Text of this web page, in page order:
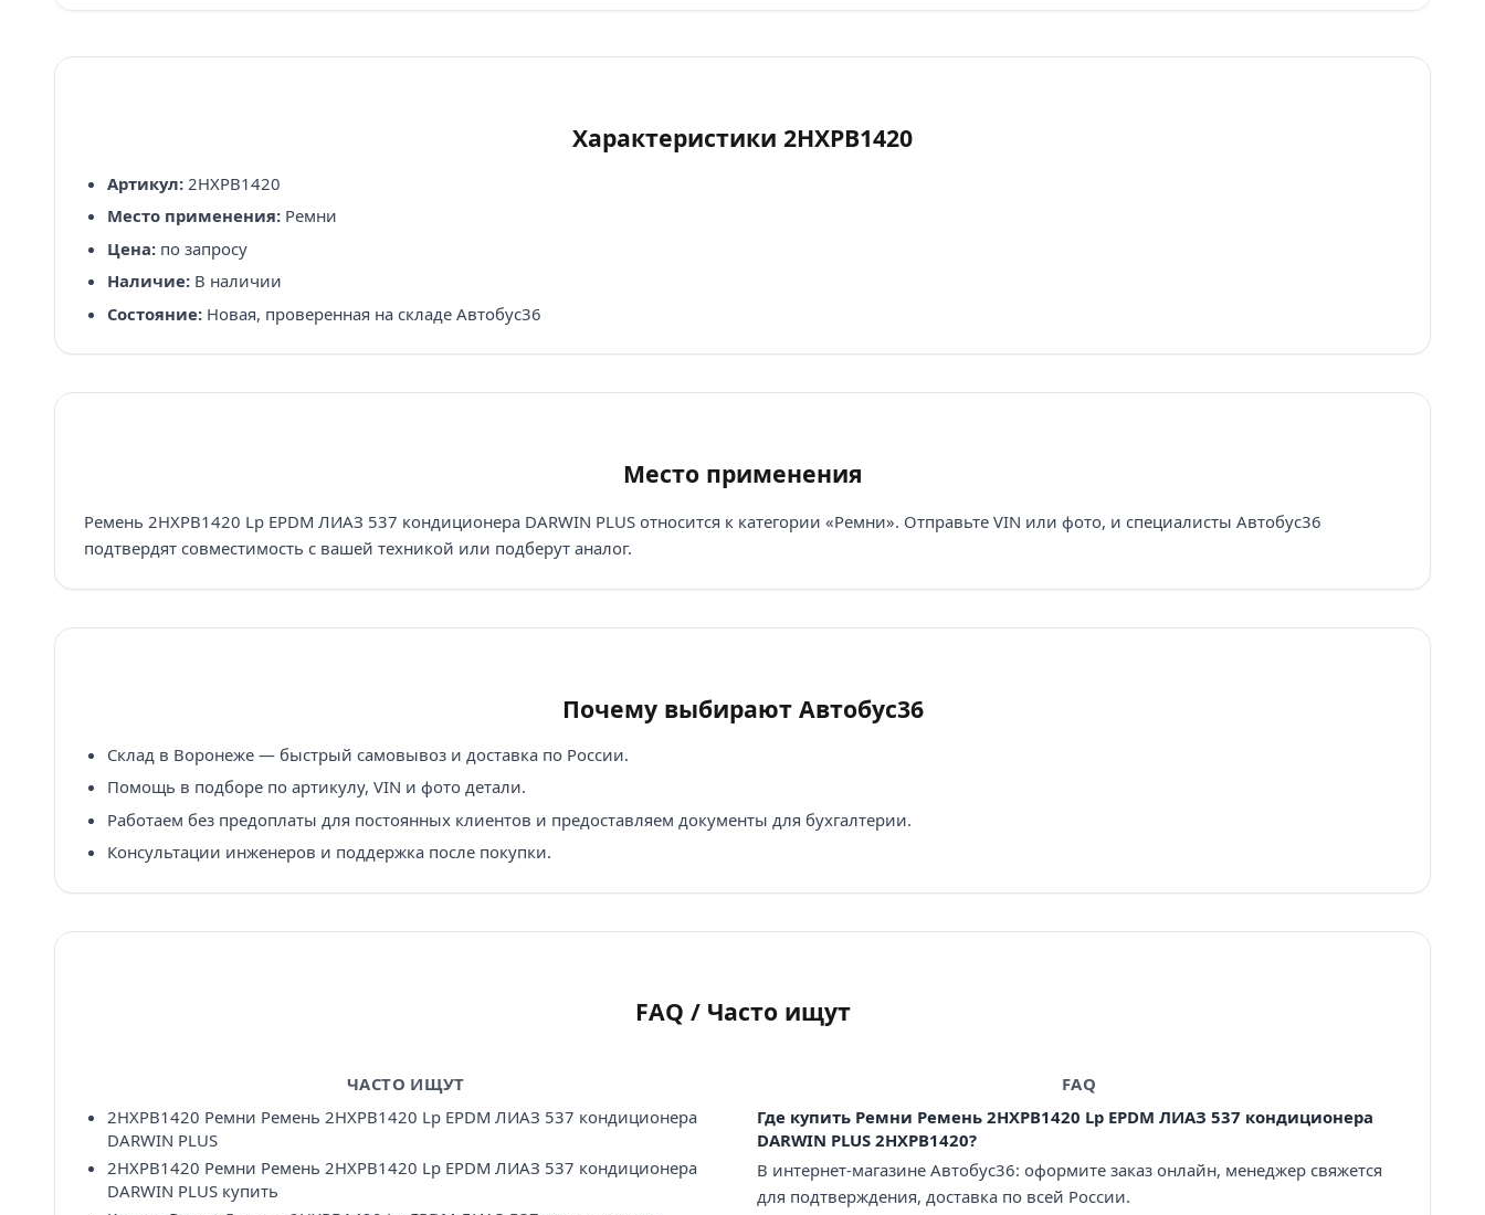
Характеристики 2HXPB1420
Артикул:2HXPB1420
Место применения:Ремни
Цена:по запросу
Наличие:В наличии
Состояние:Новая, проверенная на складе Автобус36
Место применения
Ремень 2HXPB1420 Lp EPDM ЛИАЗ 537 кондиционера DARWIN PLUS относится к категории «Ремни». Отправьте VIN или фото, и специалисты Автобус36
подтвердят совместимость с вашей техникой или подберут аналог.
Почему выбирают Автобус36
Склад в Воронеже — быстрый самовывоз и доставка по России.
Помощь в подборе по артикулу, VIN и фото детали.
Работаем без предоплаты для постоянных клиентов и предоставляем документы для бухгалтерии.
Консультации инженеров и поддержка после покупки.
FAQ / Часто ищут
ЧАСТО ИЩУТ
2HXPB1420 Ремни Ремень 2HXPB1420 Lp EPDM ЛИАЗ 537 кондиционера
DARWIN PLUS
2HXPB1420 Ремни Ремень 2HXPB1420 Lp EPDM ЛИАЗ 537 кондиционера
DARWIN PLUS купить
FAQ
Где купить Ремни Ремень 2HXPB1420 Lp EPDM ЛИАЗ 537 кондиционера
DARWIN PLUS 2HXPB1420?
В интернет-магазине Автобус36: оформите заказ онлайн, менеджер свяжется
для подтверждения, доставка по всей России.